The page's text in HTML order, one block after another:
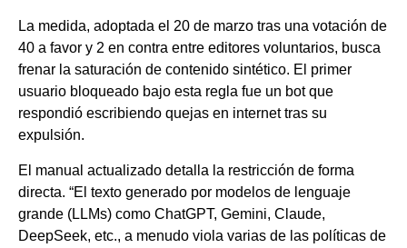
La medida, adoptada el 20 de marzo tras una votación de
40 a favor y 2 en contra entre editores voluntarios, busca
frenar la saturación de contenido sintético. El primer
usuario bloqueado bajo esta regla fue un bot que
respondió escribiendo quejas en internet tras su
expulsión.
El manual actualizado detalla la restricción de forma
directa. “El texto generado por modelos de lenguaje
grande (LLMs) como ChatGPT, Gemini, Claude,
DeepSeek, etc., a menudo viola varias de las políticas de